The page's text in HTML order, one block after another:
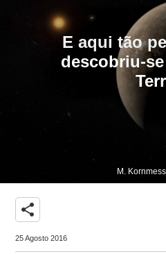
E aqui tão
descobriu-
M.
share
25 Agosto 2016